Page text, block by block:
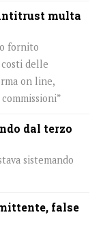
multa
fornito
delle
on line,
dal terzo
sistemando
false